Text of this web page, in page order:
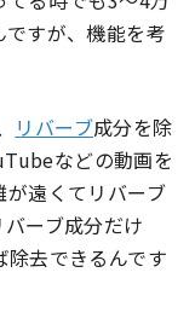
すが、機能を考
リバーブ成分を除
などの動画を
遠くてリバーブ
ーブ成分だけ
去できるんです